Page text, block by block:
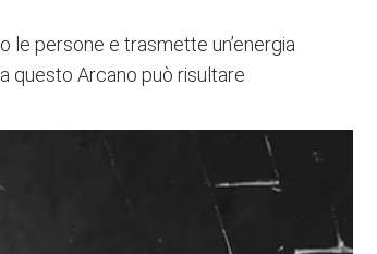
persone e trasmette un’energia
questo Arcano può risultare